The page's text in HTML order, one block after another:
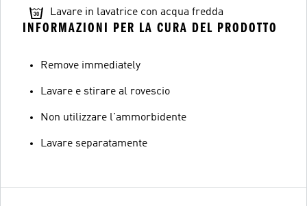
Lavare in lavatrice con acqua fredda
INFORMAZIONI PER LA CURA DEL PRODOTTO
Remove immediately
Lavare e stirare al rovescio
Non utilizzare l'ammorbidente
Lavare separatamente